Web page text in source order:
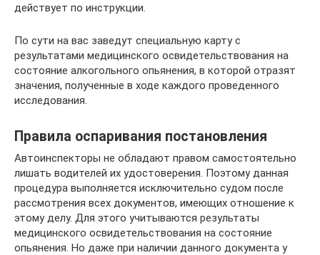
действует по инструкции.
По сути на вас заведут специальную карту с
результатами медицинского освидетельствования на
состояние алкогольного опьянения, в которой отразят
значения, полученные в ходе каждого проведенного
исследования.
Правила оспаривания постановления
Автоинспекторы не обладают правом самостоятельно
лишать водителей их удостоверения. Поэтому данная
процедура выполняется исключительно судом после
рассмотрения всех документов, имеющих отношение к
этому делу. Для этого учитываются результаты
медицинского освидетельствования на состояние
опьянения. Но даже при наличии данного документа у